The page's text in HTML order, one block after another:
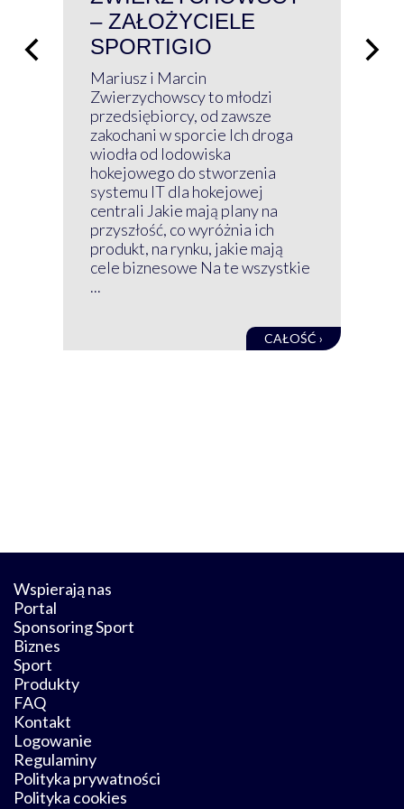
– ZAŁOŻYCIELE
SPORTIGIO
Mariusz i Marcin
Zwierzychowscy to młodzi
przedsiębiorcy, od zawsze
zakochani w sporcie Ich droga
wiodła od lodowiska
hokejowego do stworzenia
systemu IT dla hokejowej
centrali Jakie mają plany na
przyszłość, co wyróżnia ich
produkt, na rynku, jakie mają
cele biznesowe Na te wszystkie
...
CAŁOŚĆ ›
Wspierają nas
Portal
Sponsoring Sport
Biznes
Sport
Produkty
FAQ
Kontakt
Logowanie
Regulaminy
Polityka prywatności
Polityka cookies